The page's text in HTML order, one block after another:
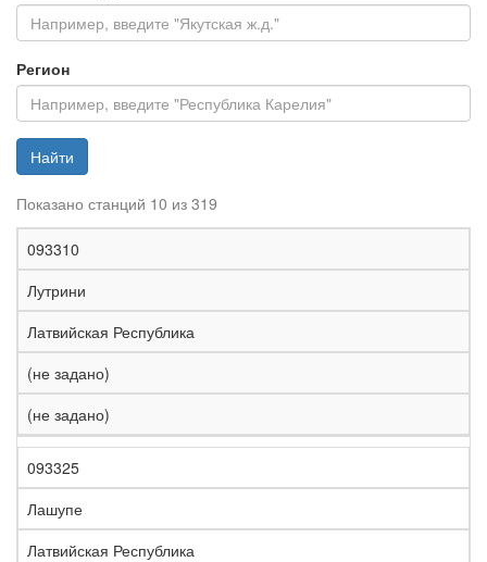
Регион
Найти
Показано станций 10 из 319
К
о
д
Н
а
з
в
а
н
и
е
С
т
а
а
е
е
з
н
я
о
о
а
е
и
н
093310
Лутрини
Латвийская Республика
(не задано)
(не задано)
093325
Лашупе
Латвийская Республика